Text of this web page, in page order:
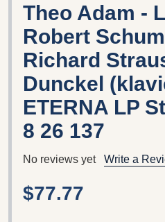
Theo Adam -
Robert
Richard
Dunckel
ETERNA LP
8 26 137
No reviews yet Write a
$77.77